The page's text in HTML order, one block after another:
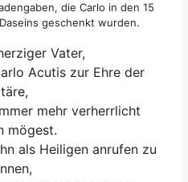
die Carlo in den 15
geschenkt wurden.
Vater,
Acutis zur Ehre der
mehr verherrlicht
mögest.
als Heiligen anrufen zu